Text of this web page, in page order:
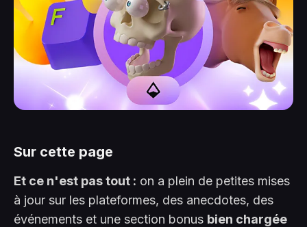
Sur cette page
Et ce n'est pas tout : on a plein de petites mises
à jour sur les plateformes, des anecdotes, des
événements et une section bonus bien chargée